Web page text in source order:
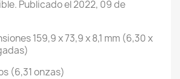
Publicado el 2022, 09 de
159,9 x 73,9 x 8,1 mm (6,30 x
(6,31 onzas)